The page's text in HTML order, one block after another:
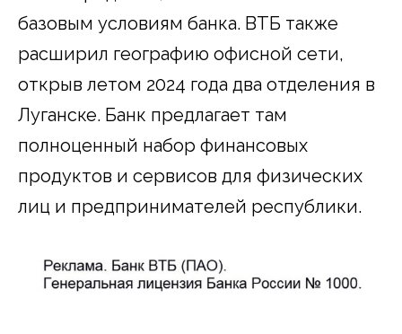
базовым условиям банка. ВТБ также
расширил географию офисной сети,
открыв летом 2024 года два отделения в
Луганске. Банк предлагает там
полноценный набор финансовых
продуктов и сервисов для физических
лиц и предпринимателей республики.